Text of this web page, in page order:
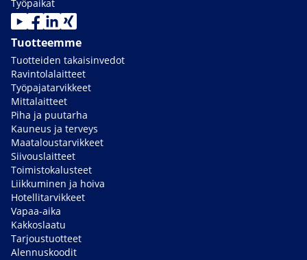
Työpaikat
Tuotteemme
Tuotteiden takaisinvedot
Ravintolalaitteet
Työpajatarvikkeet
Mittalaitteet
Piha ja puutarha
Kauneus ja terveys
Maataloustarvikkeet
Siivouslaitteet
Toimistokalusteet
Liikkuminen ja hoiva
Hotellitarvikkeet
Vapaa-aika
Kakkoslaatu
Tarjoustuotteet
Alennuskoodit